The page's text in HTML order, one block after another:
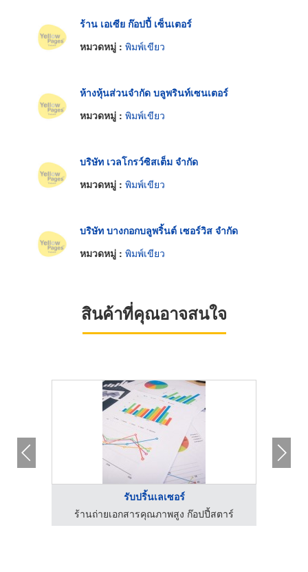
ร้าน เอเซีย ก๊อปปี้ เซ็นเตอร์
หมวดหมู่ : พิมพ์เขียว
ห้างหุ้นส่วนจำกัด บลูพรินท์เซนเตอร์
หมวดหมู่ : พิมพ์เขียว
บริษัท เวลโกรว์ซิสเต็ม จำกัด
หมวดหมู่ : พิมพ์เขียว
บริษัท บางกอกบลูพริ้นต์ เซอร์วิส จำกัด
หมวดหมู่ : พิมพ์เขียว
สินค้าที่คุณอาจสนใจ
รับปริ้นเลเซอร์
ร้านถ่ายเอกสารคุณภาพสูง ก๊อปปี้สตาร์